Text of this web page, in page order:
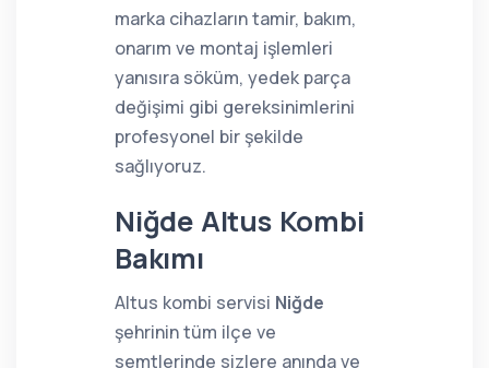
marka cihazların tamir, bakım,
onarım ve montaj işlemleri
yanısıra söküm, yedek parça
değişimi gibi gereksinimlerini
profesyonel bir şekilde
sağlıyoruz.
Niğde Altus Kombi
Bakımı
Altus kombi servisi Niğde
şehrinin tüm ilçe ve
semtlerinde sizlere anında ve